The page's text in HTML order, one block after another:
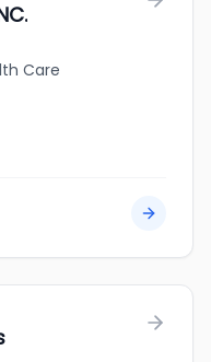
Care